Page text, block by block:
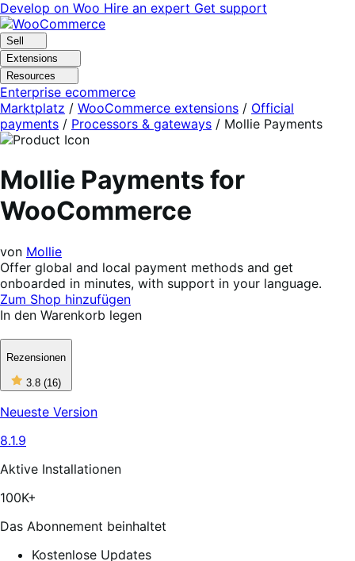
Skip
to
navigation
Skip
to
content
Develop on Woo Hire an expert Get support
Sell
Extensions
Resources
Enterprise ecommerce
Marktplatz / WooCommerce extensions / Official
payments / Processors & gateways / Mollie Payments
Mollie Payments for
WooCommerce
von Mollie
Offer global and local payment methods and get
onboarded in minutes, with support in your language.
Zum Shop hinzufügen
In den Warenkorb legen
Rezensionen
3.8 (16)3
out
5
Neueste Version
8.1.9
Aktive Installationen
100K+
Das Abonnement beinhaltet
Kostenlose Updates